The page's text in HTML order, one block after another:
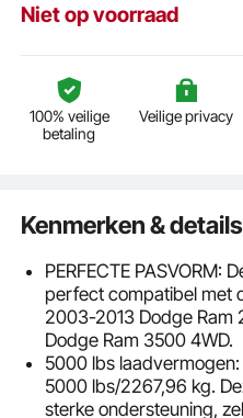
Niet op voorraad
100% veilige
betaling
Veilige privacy
Kenmerken & details
PERFECTE PASVORM:
perfect compatibel met
2003-2013 Dodge Ram
Dodge Ram 3500 4WD.
5000 lbs
5000 lbs/2267,96 kg.
sterke ondersteuning,